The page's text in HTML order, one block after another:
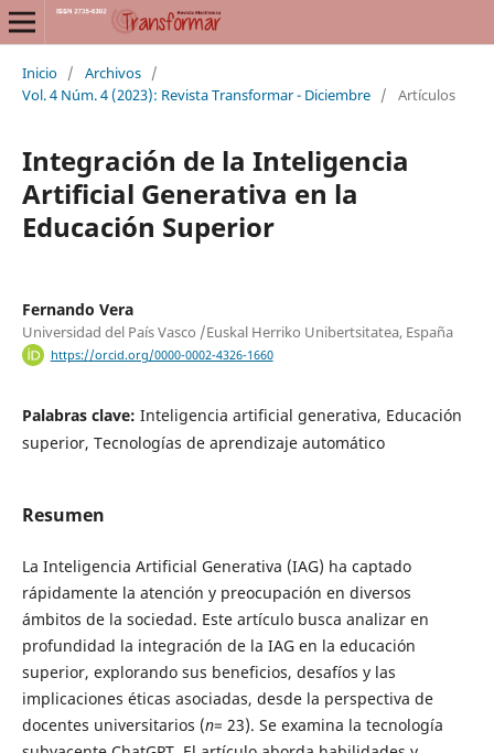
Inicio / Archivos /
Vol. 4 Núm. 4 (2023): Revista Transformar - Diciembre / Artículos
Integración de la Inteligencia
Artificial Generativa en la
Educación Superior
Fernando Vera
Universidad del País Vasco /Euskal Herriko Unibertsitatea, España
https://orcid.org/0000-0002-4326-1660
Palabras clave: Inteligencia artificial generativa, Educación
superior, Tecnologías de aprendizaje automático
Resumen
La Inteligencia Artificial Generativa (IAG) ha captado
rápidamente la atención y preocupación en diversos
ámbitos de la sociedad. Este artículo busca analizar en
profundidad la integración de la IAG en la educación
superior, explorando sus beneficios, desafíos y las
implicaciones éticas asociadas, desde la perspectiva de
docentes universitarios (n= 23). Se examina la tecnología